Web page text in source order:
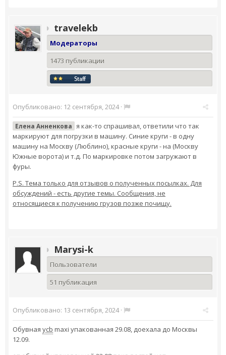
travelekb
Модераторы
1473 публикации
Опубликовано: 12 сентября, 2024·
Елена Анненкова я как-то спрашивал, ответили что так
маркируют для погрузки в машину. Синие круги - в одну
машину на Москву (Люблино), красные круги - на (Москву
Южные ворота) и т.д. По маркировке потом загружают в
фуры.
P.S. Тема только для отзывов о полученных посылках. Для
обсуждений - есть другие темы. Сообщения, не
относящиеся к получению грузов позже почищу.
Marysi-k
Пользователи
51 публикация
Опубликовано: 13 сентября, 2024·
Обувная ycb maxi упакованная 29.08, доехала до Москвы
12.09.